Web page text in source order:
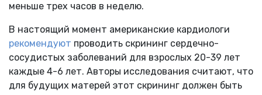
меньше трех часов в неделю.
В настоящий момент американские кардиологи
рекомендуют проводить скрининг сердечно-
сосудистых заболеваний для взрослых 20-39 лет
каждые 4-6 лет. Авторы исследования считают, что
для будущих матерей этот скрининг должен быть